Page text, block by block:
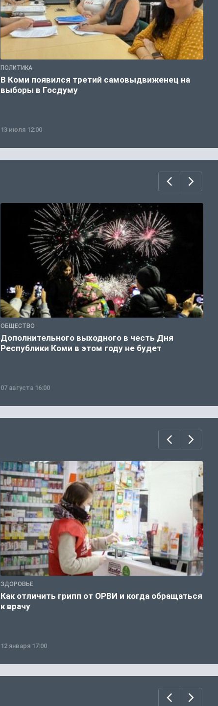
ПОЛИТИКА
В Коми появился третий самовыдвиженец на
выборы в Госдуму
13 июля 12:00
ОБЩЕСТВО
Дополнительного выходного в честь Дня
Республики Коми в этом году не будет
07 августа 16:00
ЗДОРОВЬЕ
Как отличить грипп от ОРВИ и когда обращаться
к врачу
12 января 17:00